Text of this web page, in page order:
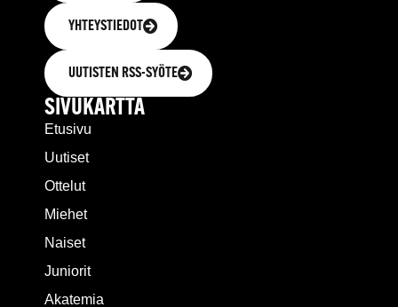
YHTEYSTIEDOT
UUTISTEN RSS-SYÖTE
SIVUKARTTA
Etusivu
Uutiset
Ottelut
Miehet
Naiset
Juniorit
Akatemia